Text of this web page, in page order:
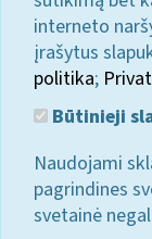
interneto
įrašytus
politika;
Būtinieji
Naudojami
pagrindines
svetainė